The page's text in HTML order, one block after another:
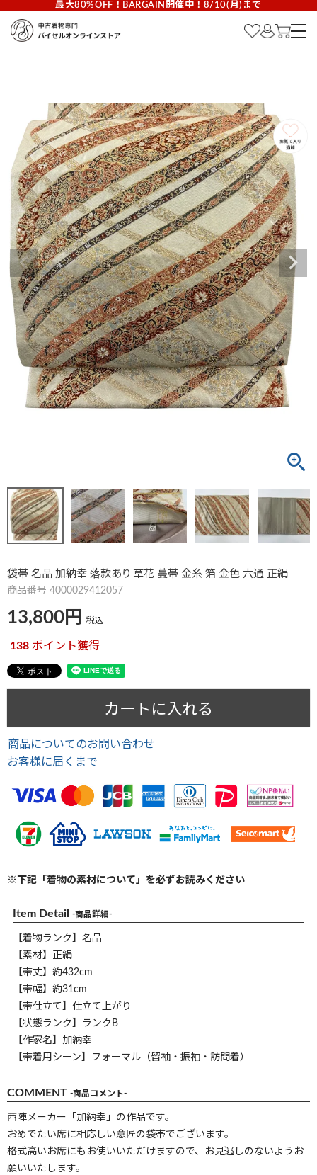
最大80%OFF！BARGAIN開催中！8/10(月)まで
袋帯 名品 加納幸 落款あり 草花 蔓帯 金糸 箔 金色 六通 正絹
商品番号 4000029412057
13,800 税込
138 ポイント獲得
カートに入れる
商品についてのお問い合わせ
お客様に届くまで
※下記「着物の素材について」を必ずお読みください
Item Detail -商品詳細-
【着物ランク】名品
【素材】正絹
【帯丈】約432cm
【帯幅】約31cm
【帯仕立て】仕立て上がり
【状態ランク】ランクB
【作家名】加納幸
【帯着用シーン】フォーマル（留袖・振袖・訪問着）
COMMENT -商品コメント-
西陣メーカー「加納幸」の作品です。
おめでたい席に相応しい意匠の袋帯でございます。
格式高いお席にもお使いいただけますので、お見逃しのないようお
願いいたします。